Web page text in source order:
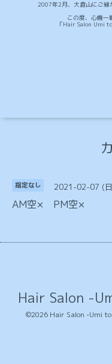
2007年2月、大倉山にご縁
この度、心機
「Hair Salon Umi
指定なし 2021-02-07 (
AM空× PM空×
Hair Salon -
©2026 Hair Salon -Umi